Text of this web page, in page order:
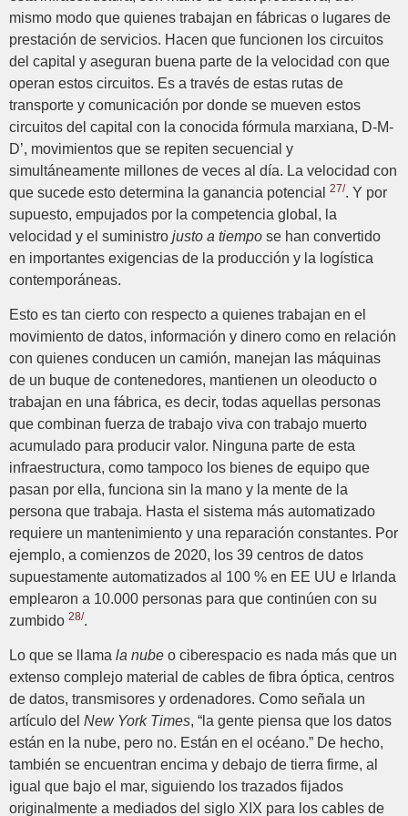
mismo modo que quienes trabajan en fábricas o lugares de
prestación de servicios. Hacen que funcionen los circuitos
del capital y aseguran buena parte de la velocidad con que
operan estos circuitos. Es a través de estas rutas de
transporte y comunicación por donde se mueven estos
circuitos del capital con la conocida fórmula marxiana, D-M-
D’, movimientos que se repiten secuencial y
simultáneamente millones de veces al día. La velocidad con
que sucede esto determina la ganancia potencial
27/. Y por
supuesto, empujados por la competencia global, la
velocidad y el suministro justo a tiempo se han convertido
en importantes exigencias de la producción y la logística
contemporáneas.
Esto es tan cierto con respecto a quienes trabajan en el
movimiento de datos, información y dinero como en relación
con quienes conducen un camión, manejan las máquinas
de un buque de contenedores, mantienen un oleoducto o
trabajan en una fábrica, es decir, todas aquellas personas
que combinan fuerza de trabajo viva con trabajo muerto
acumulado para producir valor. Ninguna parte de esta
infraestructura, como tampoco los bienes de equipo que
pasan por ella, funciona sin la mano y la mente de la
persona que trabaja. Hasta el sistema más automatizado
requiere un mantenimiento y una reparación constantes. Por
ejemplo, a comienzos de 2020, los 39 centros de datos
supuestamente automatizados al 100 % en EE UU e Irlanda
emplearon a 10.000 personas para que continúen con su
zumbido 28/.
Lo que se llama la nube o ciberespacio es nada más que un
extenso complejo material de cables de fibra óptica, centros
de datos, transmisores y ordenadores. Como señala un
artículo del New York Times, “la gente piensa que los datos
están en la nube, pero no. Están en el océano.” De hecho,
también se encuentran encima y debajo de tierra firme, al
igual que bajo el mar, siguiendo los trazados fijados
originalmente a mediados del siglo XIX para los cables de